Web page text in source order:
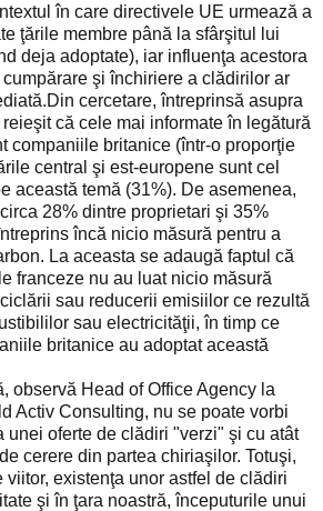
în care directivele UE urmează a
ţările membre până la sfârşitul lui
deja adoptate), iar influenţa acestora
şi închiriere a clădirilor ar
cercetare, întreprinsă asupra
că cele mai informate în legătură
companiile britanice (într-o proporţie
central şi est-europene sunt cel
această temă (31%). De asemenea,
28% dintre proprietari şi 35%
încă nicio măsură pentru a
La aceasta se adaugă faptul că
franceze nu au luat nicio măsură
sau reducerii emisiilor ce rezultă
sau electricităţii, în timp ce
britanice au adoptat această
observă Head of Office Agency la
Activ Consulting, nu se poate vorbi
unei oferte de clădiri "verzi" şi cu atât
cerere din partea chiriaşilor. Totuşi,
viitor, existenţa unor astfel de clădiri
şi în ţara noastră, începuturile unui